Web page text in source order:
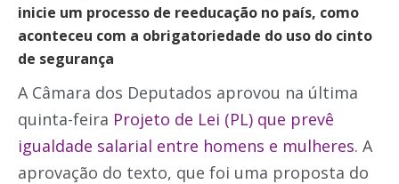
inicie um processo de reeducação no país, como
aconteceu com a obrigatoriedade do uso do cinto
de segurança
A Câmara dos Deputados aprovou na última
quinta-feira Projeto de Lei (PL) que prevê
igualdade salarial entre homens e mulheres. A
aprovação do texto, que foi uma proposta do